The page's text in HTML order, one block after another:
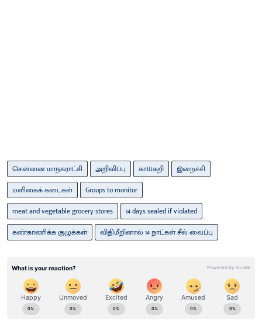
சென்னை மாநகராட்சி அறிவிப்பு காய்கறி
இறைச்சி
மளிகைக் கடைகள்
Groups to monitor
meat and vegetable grocery stores
14 days sealed if violated
கண்காணிக்க குழுக்கள்
விதிமீறினால் 14 நாட்கள் சீல் வைப்பு